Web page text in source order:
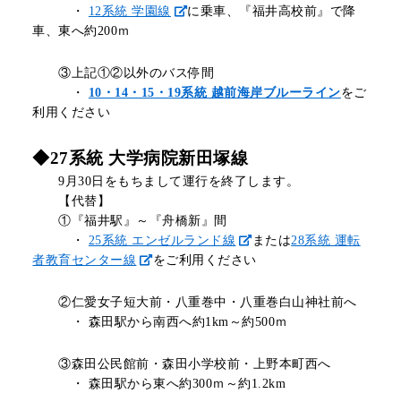
・ 12系統 学園線
に乗車、『福井高校前』で降
車、東へ約200ｍ
③上記①②以外のバス停間
・ 10・14・15・19系統 越前海岸ブルーラインをご
利用ください
◆27系統 大学病院新田塚線
9月30日をもちまして運行を終了します。
【代替】
① 『福井駅』～『舟橋新』間
・ 25系統 エンゼルランド線 または28系統 運転
者教育センター線
をご利用ください
②仁愛女子短大前・八重巻中・八重巻白山神社前へ
・ 森田駅から南西へ約1km～約500ｍ
③森田公民館前・森田小学校前・上野本町西へ
・ 森田駅から東へ約300ｍ～約1.2km